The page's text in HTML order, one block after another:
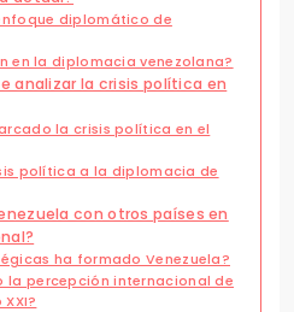
diplomático de
en la diplomacia venezolana?
analizar la crisis política en
la crisis política en el
política a la diplomacia de
con otros países en
ha formado Venezuela?
la percepción internacional de